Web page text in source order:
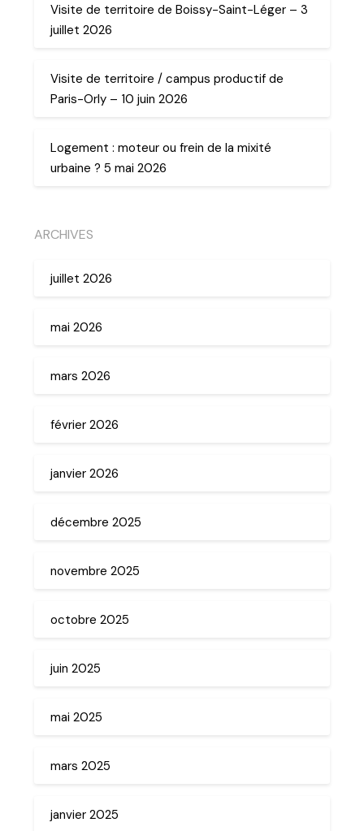
Visite de territoire de Boissy-Saint-Léger – 3
juillet 2026
Visite de territoire / campus productif de
Paris-Orly – 10 juin 2026
Logement : moteur ou frein de la mixité
urbaine ? 5 mai 2026
ARCHIVES
juillet 2026
mai 2026
mars 2026
février 2026
janvier 2026
décembre 2025
novembre 2025
octobre 2025
juin 2025
mai 2025
mars 2025
janvier 2025